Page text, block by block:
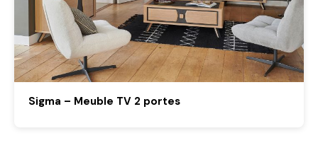
Sigma – Meuble TV 2 portes